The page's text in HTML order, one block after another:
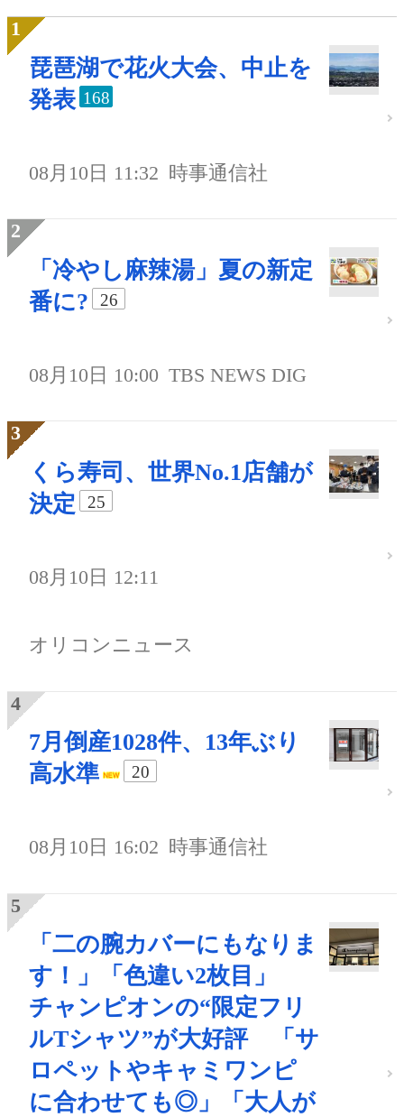
琵琶湖で花火大会、中止を
発表 168
08月10日 11:32 時事通信社
「冷やし麻辣湯」夏の新定
番に?
26
08月10日 10:00 TBS NEWS DIG
くら寿司、世界No.1店舗が
決定
25
08月10日 12:11
オリコンニュース
7月倒産1028件、13年ぶり
高水準
20
08月10日 16:02 時事通信社
「二の腕カバーにもなりま
す！」「色違い2枚目」
チャンピオンの“限定フリ
ルTシャツ”が大好評 「サ
ロペットやキャミワンピ
に合わせても◎」「大人が